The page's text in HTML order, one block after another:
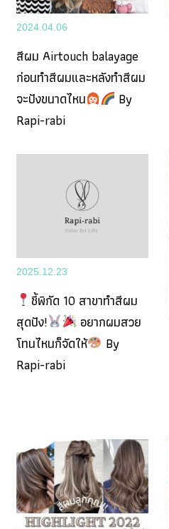
2024.04.06
สีผม Airtouch balayage
ก่อนทำสีผมและหลังทำสีผม
จะปังขนาดไหน
By
Rapi-rabi
2025.12.23
ชี้พิกัด 10 สาขาทำสีผม
สุดปัง!
อยากผมสวย
โทนไหนก็จัดให้
By
Rapi-rabi